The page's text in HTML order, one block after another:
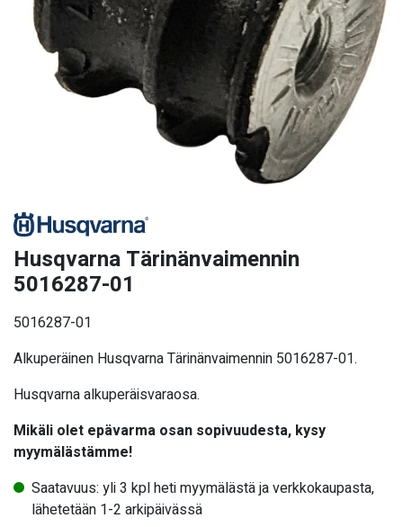
Husqvarna Tärinänvaimennin
5016287-01
5016287-01
Alkuperäinen Husqvarna Tärinänvaimennin 5016287-01.
Husqvarna alkuperäisvaraosa.
Mikäli olet epävarma osan sopivuudesta, kysy
myymälästämme!
Saatavuus: yli 3 kpl heti myymälästä ja verkkokaupasta,
lähetetään 1-2 arkipäivässä